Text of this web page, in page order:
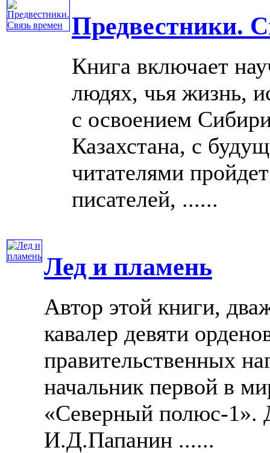
Предвестники.
Книга включает
людях, чья жизнь,
с освоением
Казахстана, с
читателями
писателей, ......
Лед и пламень
Автор этой книги,
кавалер девяти
правительственных
начальник первой в
«Северный полюс-1».
И.Д.Папанин ......